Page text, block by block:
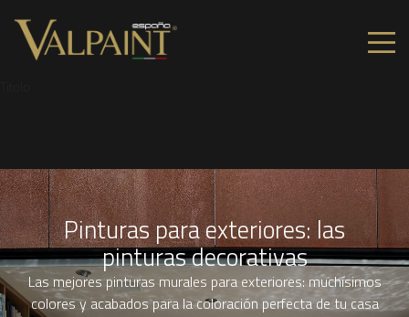
Pinturas para exteriores: las
pinturas decorativas
Las mejores pinturas murales para exteriores: muchísimos
colores y acabados para la coloración perfecta de tu casa